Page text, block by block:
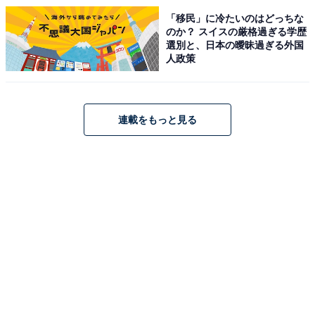
いくら？
「移民」に冷たいのはどっちな
のか？ スイスの厳格過ぎる学歴
選別と、日本の曖昧過ぎる外国
人政策
連載をもっと見る